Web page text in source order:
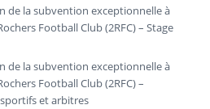
de la subvention exceptionnelle à
Football Club (2RFC) – Stage
de la subvention exceptionnelle à
Football Club (2RFC) –
et arbitres